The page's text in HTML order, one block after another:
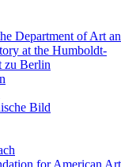
Department of Art
at the Humboldt-
zu Berlin
Bild
for American